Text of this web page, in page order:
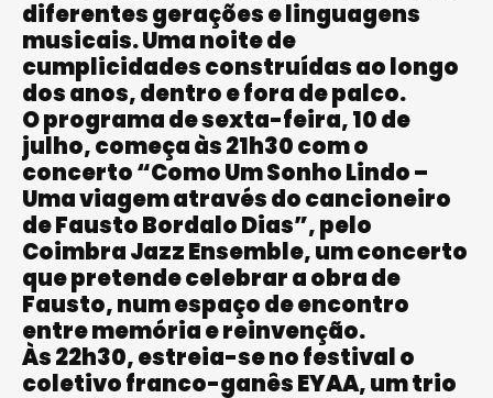
diferentes gerações e linguagens
musicais. Uma noite de
cumplicidades construídas ao longo
dos anos, dentro e fora de palco.
O programa de sexta-feira, 10 de
julho, começa às 21h30 com o
concerto “Como Um Sonho Lindo –
Uma viagem através do cancioneiro
de Fausto Bordalo Dias”, pelo
Coimbra Jazz Ensemble, um concerto
que pretende celebrar a obra de
Fausto, num espaço de encontro
entre memória e reinvenção.
Às 22h30, estreia-se no festival o
coletivo franco-ganês EYAA, um trio